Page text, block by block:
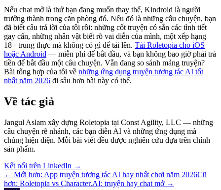
Nếu chat mở là thứ bạn đang muốn thay thế, Kindroid là người
trưởng thành trong căn phòng đó. Nếu đó là những câu chuyện, bạn
đã biết câu trả lời của tôi rồi: những cốt truyện có sẵn các tình tiết
gay cấn, những nhân vật biết rõ vai diễn của mình, một xếp hạng
18+ trung thực mà không có gì để tải lên. Tải Roletopia cho iOS
hoặc Android — miễn phí để bắt đầu, và bạn không bao giờ phải trả
tiền để bắt đầu một câu chuyện. Vẫn đang so sánh mảng truyện?
Bài tổng hợp của tôi về những ứng dụng truyện tương tác AI tốt
nhất năm 2026 đi sâu hơn bài này có thể.
Về tác giả
Jangul Aslam xây dựng Roletopia tại Const Agility, LLC — những
câu chuyện rẽ nhánh, các bạn diễn AI và những ứng dụng mà
chúng hiện diện. Mỗi bài viết đều được nghiên cứu dựa trên chính
sản phẩm.
Kết nối trên LinkedIn →
← Mới hơn: App truyện tương tác AI hay nhất chơi năm 2026Cũ
hơn: Roletopia vs Character.AI: truyện hay chat mở→